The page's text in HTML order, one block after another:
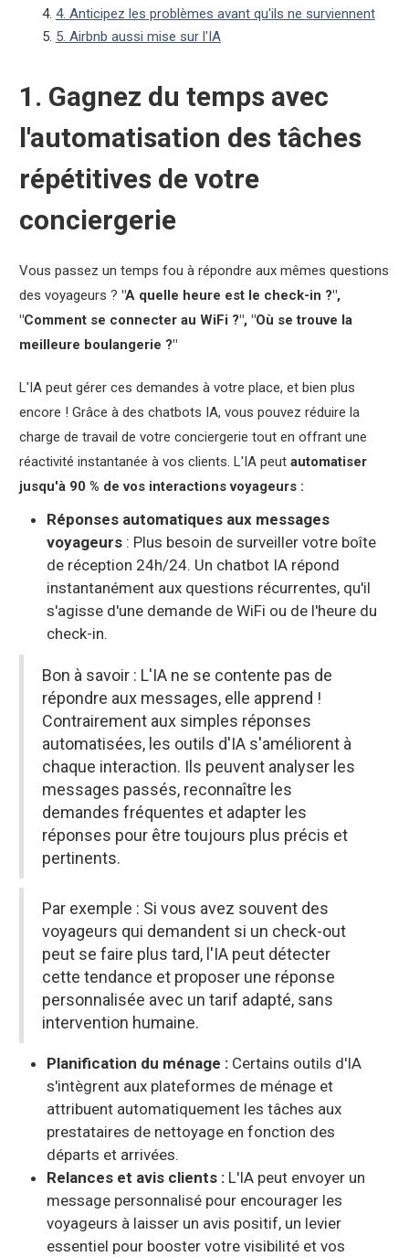
4. Anticipez les problèmes avant qu'ils ne surviennent
5. Airbnb aussi mise sur l'IA
1. Gagnez du temps avec
l'automatisation des tâches
répétitives de votre
conciergerie
Vous passez un temps fou à répondre aux mêmes questions
des voyageurs ? "A quelle heure est le check-in ?",
"Comment se connecter au WiFi ?", "Où se trouve la
meilleure boulangerie ?"
L'IA peut gérer ces demandes à votre place, et bien plus
encore ! Grâce à des chatbots IA, vous pouvez réduire la
charge de travail de votre conciergerie tout en offrant une
réactivité instantanée à vos clients. L'IA peutautomatiser
jusqu'à 90 % de vos interactions voyageurs :
Réponses automatiques aux messages
voyageurs: Plus besoin de surveiller votre boîte
de réception 24h/24. Un chatbot IA répond
instantanément aux questions récurrentes, qu'il
s'agisse d'une demande de WiFi ou de l'heure du
check-in.
Bon à savoir : L'IA ne se contente pas de
répondre aux messages, elle apprend !
Contrairement aux simples réponses
automatisées, les outils d'IA s'améliorent à
chaque interaction. Ils peuvent analyser les
messages passés, reconnaître les
demandes fréquentes et adapter les
réponses pour être toujours plus précis et
pertinents.
Par exemple : Si vous avez souvent des
voyageurs qui demandent si un check-out
peut se faire plus tard, l'IA peut détecter
cette tendance et proposer une réponse
personnalisée avec un tarif adapté, sans
intervention humaine.
Planification du ménage : Certains outils d'IA
s'intègrent aux plateformes de ménage et
attribuent automatiquement les tâches aux
prestataires de nettoyage en fonction des
départs et arrivées.
Relances et avis clients : L'IA peut envoyer un
message personnalisé pour encourager les
voyageurs à laisser un avis positif, un levier
essentiel pour booster votre visibilité et vos